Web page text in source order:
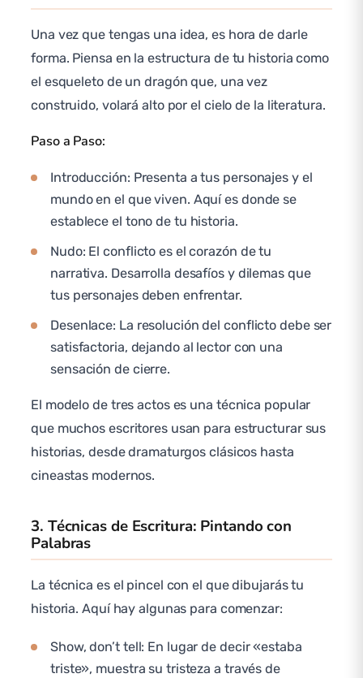
Una vez que tengas una idea, es hora de darle
forma. Piensa en la estructura de tu historia como
el esqueleto de un dragón que, una vez
construido, volará alto por el cielo de la literatura.
Paso a Paso:
Introducción: Presenta a tus personajes y el
mundo en el que viven. Aquí es donde se
establece el tono de tu historia.
Nudo: El conflicto es el corazón de tu
narrativa. Desarrolla desafíos y dilemas que
tus personajes deben enfrentar.
Desenlace: La resolución del conflicto debe ser
satisfactoria, dejando al lector con una
sensación de cierre.
El modelo de tres actos es una técnica popular
que muchos escritores usan para estructurar sus
historias, desde dramaturgos clásicos hasta
cineastas modernos.
3. Técnicas de Escritura: Pintando con
Palabras
La técnica es el pincel con el que dibujarás tu
historia. Aquí hay algunas para comenzar:
Show, don’t tell: En lugar de decir «estaba
triste», muestra su tristeza a través de